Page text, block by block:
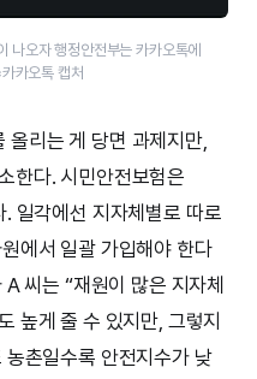
나오자 행정안전부는 카카오톡에
카오톡 캡처
리는 게 당면 과제지만,
한다. 시민안전보험은
일각에선 지자체별로 따로
에서 일괄 가입해야 한다
씨는 “재원이 많은 지자체
높게 줄 수 있지만, 그렇지
촌일수록 안전지수가 낮